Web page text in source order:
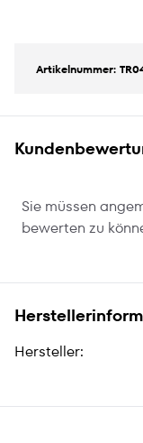
Artikelnummer:
Sie müssen
bewerten zu
Hersteller: